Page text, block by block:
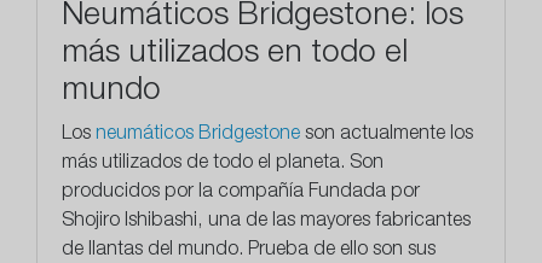
Neumáticos Bridgestone: los
más utilizados en todo el
mundo
Los neumáticos Bridgestone son actualmente los
más utilizados de todo el planeta. Son
producidos por la compañía Fundada por
Shojiro Ishibashi, una de las mayores fabricantes
de llantas del mundo. Prueba de ello son sus